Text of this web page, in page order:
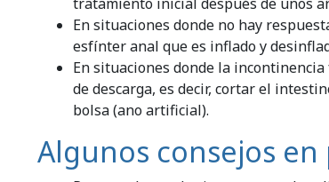
En situaciones donde no hay
esfínter anal que es inflado y
En situaciones donde la
de descarga, es decir, cortar el
bolsa (ano artificial).
Algunos consejos